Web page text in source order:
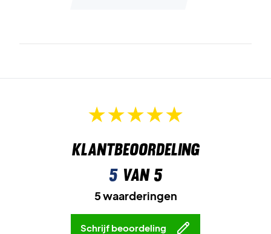
Klantbeoordeling
5van 5
5 waarderingen
Schrijf beoordeling